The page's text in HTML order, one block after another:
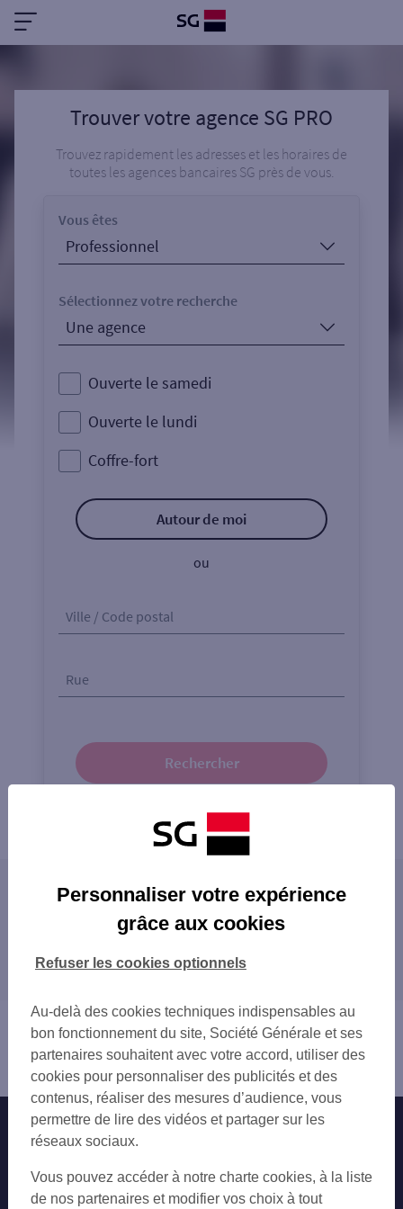
Trouver votre agence SG PRO
Trouvez rapidement les adresses et les horaires de
toutes les agences bancaires SG près de vous.
Vous êtes
Sélectionnez votre recherche
Ouverte le samedi
Ouverte le lundi
Coffre-fort
Autour de moi
ou
Ville / Code postal
Rue
Rechercher
Powered by
Les agences SG PRO en France
LYON
NICE
NANTES
STRASBOURG
MONTPELLIER
BORDEAUX
LILLE
RENNES
LE HAVRE
SAINT-ETIENNE
Toutes nos agences SG PRO en France
Trouver Votre distributeur/automate
Trouver une agence bancaire
Pro
Nos engagements Nous contacter
Autres sites SG
Professionnels
Personnaliser votre expérience
grâce aux cookies
Au-delà des cookies techniques indispensables au
bon fonctionnement du site, Société Générale et ses
partenaires souhaitent avec votre accord, utiliser des
cookies pour personnaliser des publicités et des
contenus, réaliser des mesures d’audience, vous
permettre de lire des vidéos et partager sur les
réseaux sociaux.
Vous pouvez accéder à notre charte cookies, à la liste
de nos partenaires et modifier vos choix à tout
Refuser les cookies optionnels